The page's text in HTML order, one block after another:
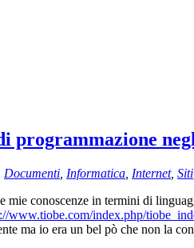
programmazione
Documenti Informatica Internet, Siti
conoscenze in termini di
www.tiobe.com/index.php/
ma io era un bel pò che non la